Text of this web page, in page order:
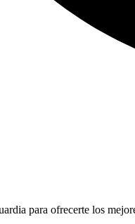
para ofrecerte los